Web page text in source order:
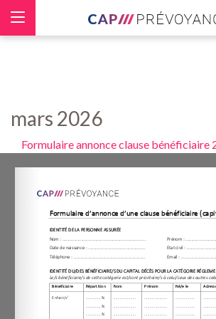
mars 2026
Formulaire annonce clause bénéficiaire
Panneau de gestion des cookies